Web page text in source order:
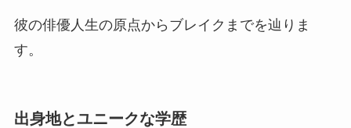
彼の俳優人生の原点からブレイクまでを辿りま
す。
出身地とユニークな学歴